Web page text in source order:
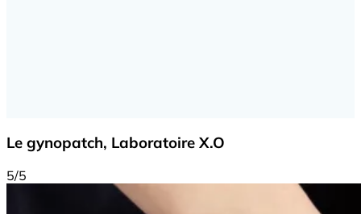
Le gynopatch, Laboratoire X.O
5/5